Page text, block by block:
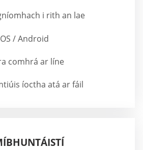
i rith an lae
/ Android
comhrá ar líne
íoctha atá ar fáil